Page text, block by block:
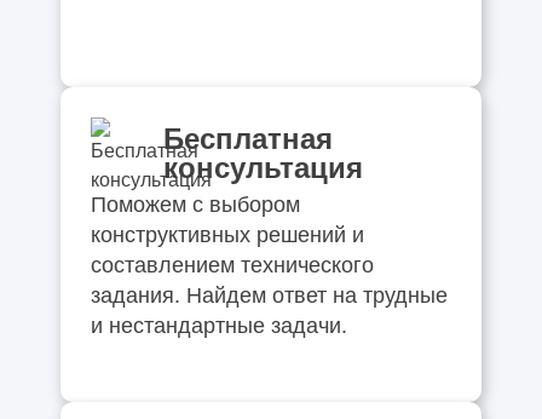
Бесплатная
консультация
Поможем с выбором
конструктивных решений и
составлением технического
задания. Найдем ответ на трудные
и нестандартные задачи.